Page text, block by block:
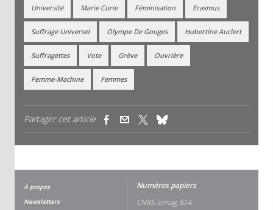
Université Marie Curie Féminisation Erasmus
Suffrage Universel Olympe De Gouges Hubertine Auclert
Suffragettes Vote Grève Ouvrière
Femme-Machine Femmes
Partager cet article (link is external)(link is external)
À propos
Newsletters
Numéros papiers
CNRS lemag 324